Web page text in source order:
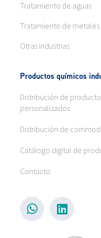
Tratamiento de aguas
Tratamiento de
Otras industrias
Productos químicos
Distribución de
personalizados
Distribución de
Catálogo digital de
Contacto